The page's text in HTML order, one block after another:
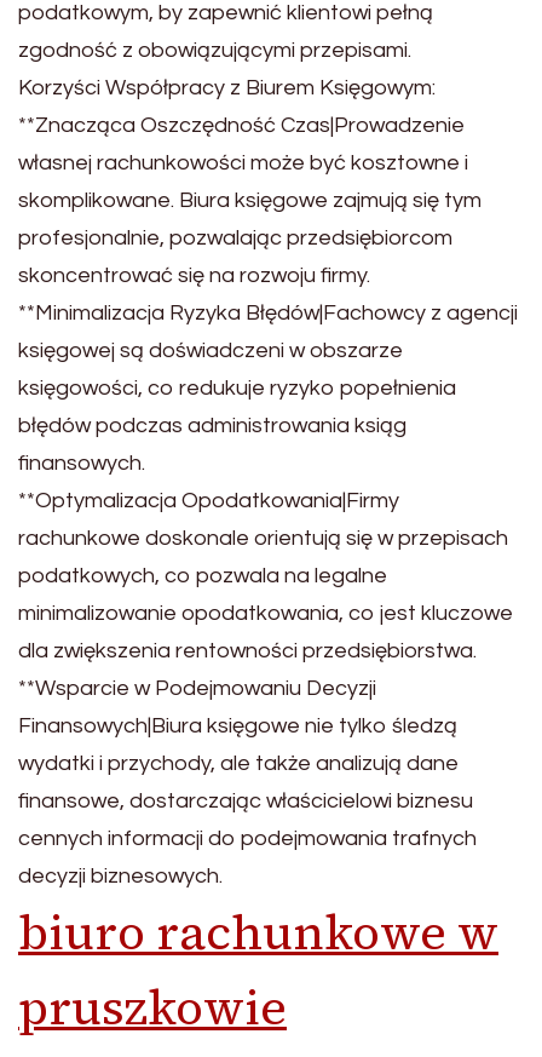
podatkowym, by zapewnić klientowi pełną
zgodność z obowiązującymi przepisami.
Korzyści Współpracy z Biurem Księgowym:
**Znacząca Oszczędność Czas|Prowadzenie
własnej rachunkowości może być kosztowne i
skomplikowane. Biura księgowe zajmują się tym
profesjonalnie, pozwalając przedsiębiorcom
skoncentrować się na rozwoju firmy.
**Minimalizacja Ryzyka Błędów|Fachowcy z agencji
księgowej są doświadczeni w obszarze
księgowości, co redukuje ryzyko popełnienia
błędów podczas administrowania ksiąg
finansowych.
**Optymalizacja Opodatkowania|Firmy
rachunkowe doskonale orientują się w przepisach
podatkowych, co pozwala na legalne
minimalizowanie opodatkowania, co jest kluczowe
dla zwiększenia rentowności przedsiębiorstwa.
**Wsparcie w Podejmowaniu Decyzji
Finansowych|Biura księgowe nie tylko śledzą
wydatki i przychody, ale także analizują dane
finansowe, dostarczając właścicielowi biznesu
cennych informacji do podejmowania trafnych
decyzji biznesowych.
biuro rachunkowe w
pruszkowie